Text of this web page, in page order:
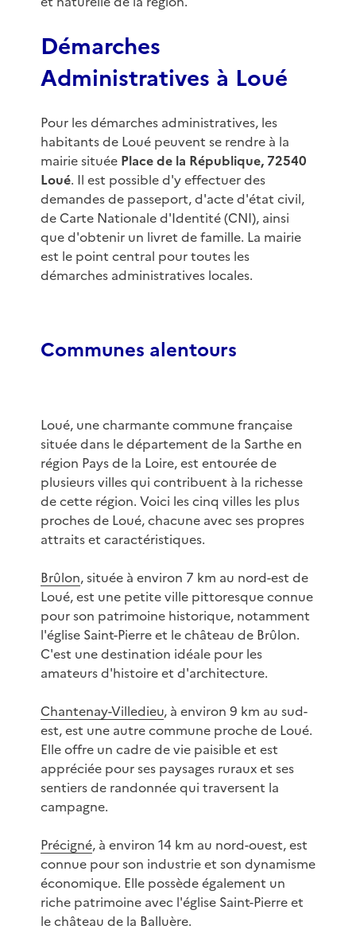
Démarches
Administratives à Loué
Pour les démarches administratives, les
habitants de Loué peuvent se rendre à la
mairie située Place de la République, 72540
Loué. Il est possible d'y effectuer des
demandes de passeport, d'acte d'état civil,
de Carte Nationale d'Identité (CNI), ainsi
que d'obtenir un livret de famille. La mairie
est le point central pour toutes les
démarches administratives locales.
Communes alentours
Loué, une charmante commune française
située dans le département de la Sarthe en
région Pays de la Loire, est entourée de
plusieurs villes qui contribuent à la richesse
de cette région. Voici les cinq villes les plus
proches de Loué, chacune avec ses propres
attraits et caractéristiques.
Brûlon, située à environ 7 km au nord-est de
Loué, est une petite ville pittoresque connue
pour son patrimoine historique, notamment
l'église Saint-Pierre et le château de Brûlon.
C'est une destination idéale pour les
amateurs d'histoire et d'architecture.
Chantenay-Villedieu, à environ 9 km au sud-
est, est une autre commune proche de Loué.
Elle offre un cadre de vie paisible et est
appréciée pour ses paysages ruraux et ses
sentiers de randonnée qui traversent la
campagne.
Précigné, à environ 14 km au nord-ouest, est
connue pour son industrie et son dynamisme
économique. Elle possède également un
riche patrimoine avec l'église Saint-Pierre et
le château de la Balluère.